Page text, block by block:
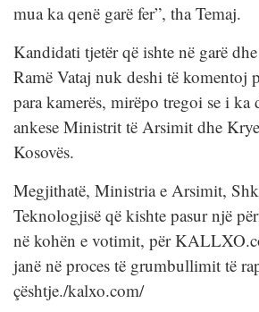
mua ka qenë garë fer”, tha Temaj.
Kandidati tjetër që ishte në garë
Ramë Vataj nuk deshi të komentoj
para kamerës, mirëpo tregoi se i ka
ankese Ministrit të Arsimit dhe
Kosovës.
Megjithatë, Ministria e Arsimit,
Teknologjisë që kishte pasur një
në kohën e votimit, për
janë në proces të grumbullimit të
çështje./kalxo.com/